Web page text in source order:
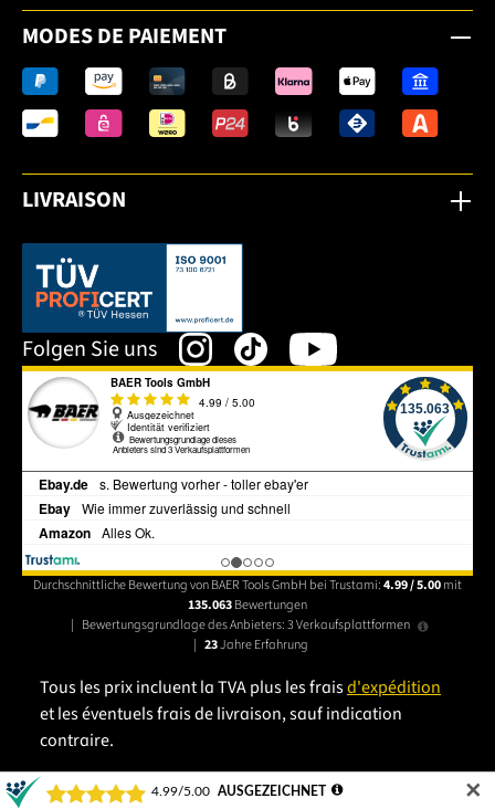
MODES DE PAIEMENT
LIVRAISON
Dieser Link öffnet sich in einem neuen Tab.
Folgen Sie uns
Durchschnittliche Bewertung von BAER Tools GmbH bei Trustami:4.99 / 5.00mit
135.063Bewertungen
| Bewertungsgrundlage des Anbieters: 3 Verkaufsplattformen
| 23Jahre Erfahrung
Tous les prix incluent la TVA plus les fraisd'expédition
et les éventuels frais de livraison, sauf indication
contraire.
✕